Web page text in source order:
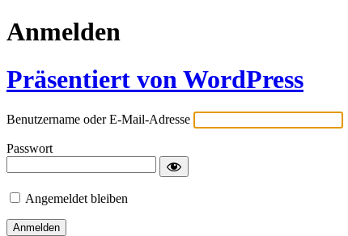
Anmelden
Präsentiert von WordPress
Benutzername oder E-Mail-Adresse
Passwort
Angemeldet bleiben